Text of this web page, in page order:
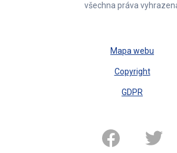
všechna práva
Mapa webu
Copyright
GDPR